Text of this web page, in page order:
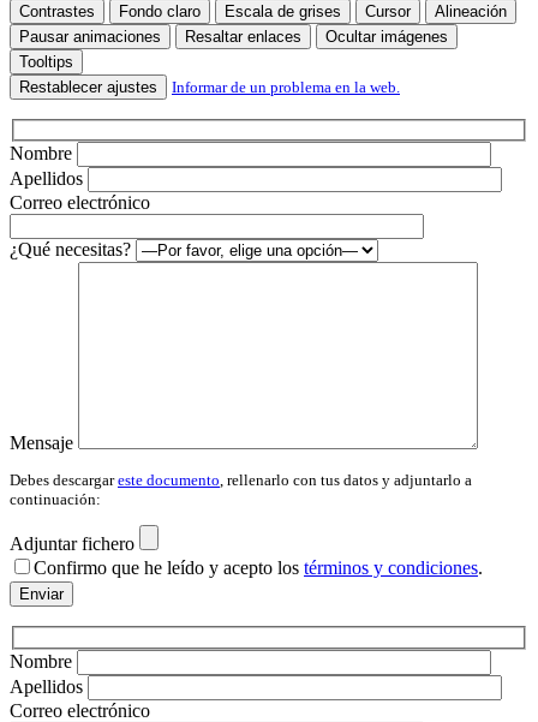
Contrastes
Fondo claro Escala de grises Cursor
Alineación
Pausar animaciones
Resaltar enlaces
Ocultar imágenes
Tooltips
Restablecer ajustes
Informar de un problema en la web.
Nombre
Apellidos
Correo electrónico
¿Qué necesitas?
Mensaje
Debes descargareste documento , rellenarlo con tus datos y adjuntarlo a
continuación:
Adjuntar fichero
Confirmo que he leído y acepto los términos y condiciones.
Por
favor,
deja
este
campo
vacío.
Nombre
Apellidos
Correo electrónico